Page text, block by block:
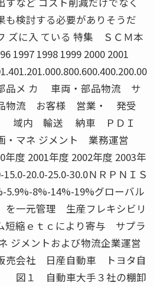
も検討する必要がありそうだ
ズに入 ている 特集 ＳＣＭ本
1997 1998 1999 2000 2001
品メ カ 車両・部品物流 サ
物流 お客様 営業・ 発受
域内 輸送 納車 ＰＤＩ
・マネ ジメント 業務運営
年度 2001年度 2002年度 2003年
20.0-25.0-30.0ＮＲＰＮＩＳ
5.9%-8%-14%-19%グローバル
を一元管理 生産フレキシビリ
短縮ｅｔｃにより寄与 サプラ
ジメントおよび物流企業運営
売会社 日産自動車 トヨタ自
図１ 自動車大手３社の棚卸